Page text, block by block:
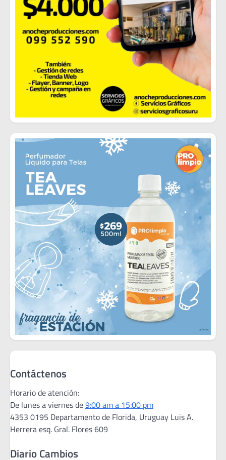
Contáctenos
Horario de atención:
De lunes a viernes de9:00 am a 15:00 pm
4353 0195 Departamento de Florida, Uruguay Luis A.
Herrera esq. Gral. Flores 609
Diario Cambios